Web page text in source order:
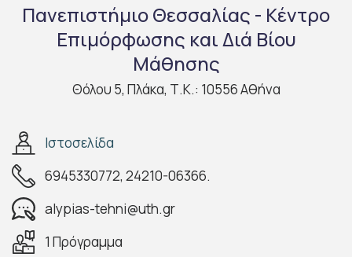
Πανεπιστήμιο Θεσσαλίας - Κέντρο
Επιμόρφωσης και Διά Βίου
Μάθησης
Θόλου 5, Πλάκα, Τ.Κ.: 10556 Αθήνα
Ιστοσελίδα
6945330772, 24210-06366.
alypias-tehni@uth.gr
1 Πρόγραμμα